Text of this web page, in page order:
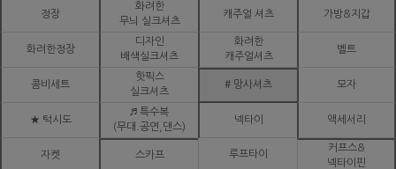
정장
화려한
무늬 실크셔츠
캐주얼 셔츠 가방&지갑
화려한정장
디자인
배색실크셔츠
화려한
캐주얼셔츠
벨트
콤비세트
핫픽스
실크셔츠
# 망사셔츠 모자
★ 턱시도
♬ 특수복
(무대.공연,댄스)
넥타이 액세서리
자켓 스카프 루프타이
커프스&
넥타이핀